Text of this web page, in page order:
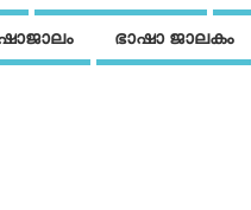
ഭാഷാ ജാലകം